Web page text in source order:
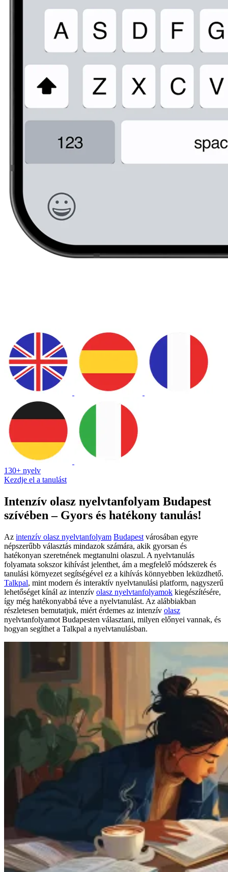
130+ nyelv
Kezdje el a tanulást
Intenzív olasz nyelvtanfolyam Budapest
szívében – Gyors és hatékony tanulás!
Az intenzív olasz nyelvtanfolyam Budapest városában egyre
népszerűbb választás mindazok számára, akik gyorsan és
hatékonyan szeretnének megtanulni olaszul. A nyelvtanulás
folyamata sokszor kihívást jelenthet, ám a megfelelő módszerek és
tanulási környezet segítségével ez a kihívás könnyebben leküzdhető.
Talkpal, mint modern és interaktív nyelvtanulási platform, nagyszerű
lehetőséget kínál az intenzív olasz nyelvtanfolyamok kiegészítésére,
így még hatékonyabbá téve a nyelvtanulást. Az alábbiakban
részletesen bemutatjuk, miért érdemes az intenzív olasz
nyelvtanfolyamot Budapesten választani, milyen előnyei vannak, és
hogyan segíthet a Talkpal a nyelvtanulásban.